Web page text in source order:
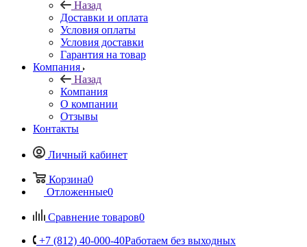
Назад
Доставки и оплата
Условия оплаты
Условия доставки
Гарантия на товар
Компания
Назад
Компания
О компании
Отзывы
Контакты
Личный кабинет
Корзина0
Отложенные0
Сравнение товаров0
+7 (812) 40-000-40Работаем без выходных